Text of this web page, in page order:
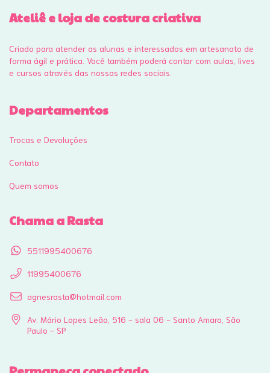
Ateliê e loja de costura criativa
Criado para atender as alunas e interessados em artesanato de
forma ágil e prática. Você também poderá contar com aulas, lives
e cursos através das nossas redes sociais.
Departamentos
Trocas e Devoluções
Contato
Quem somos
Chama a Rasta
5511995400676
11995400676
agnesrasta@hotmail.com
Av. Mário Lopes Leão, 516 - sala 06 - Santo Amaro, São
Paulo - SP